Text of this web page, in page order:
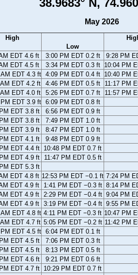
May 2026
High
Low
EDT 4.6 ft 3:00 PM EDT 0.2 ft 9:28 PM
EDT 4.5 ft 3:34 PM EDT 0.3 ft 10:04 PM
AM EDT 4.3 ft 4:09 PM EDT 0.4 ft 10:40 PM
AM EDT 4.2 ft 4:46 PM EDT 0.5 ft 11:17 PM
AM EDT 4.0 ft 5:26 PM EDT 0.7 ft 11:57 PM
EDT 3.9 ft 6:09 PM EDT 0.8 ft
EDT 3.8 ft 6:56 PM EDT 0.9 ft
EDT 3.8 ft 7:49 PM EDT 1.0 ft
EDT 3.9 ft 8:47 PM EDT 1.0 ft
EDT 4.1 ft 9:48 PM EDT 0.9 ft
EDT 4.4 ft 10:48 PM EDT 0.7 ft
EDT 4.9 ft 11:47 PM EDT 0.5 ft
EDT 5.3 ft
EDT 4.8 ft 12:53 PM EDT −0.1 ft 7:24 PM
EDT 4.9 ft 1:41 PM EDT −0.3 ft 8:14 PM
EDT 4.9 ft 2:29 PM EDT −0.4 ft 9:04 PM
EDT 4.9 ft 3:19 PM EDT −0.4 ft 9:55 PM
AM EDT 4.8 ft 4:11 PM EDT −0.3 ft 10:47 PM
AM EDT 4.7 ft 5:05 PM EDT −0.2 ft 11:42 PM
EDT 4.5 ft 6:04 PM EDT 0.1 ft
EDT 4.5 ft 7:06 PM EDT 0.3 ft
EDT 4.5 ft 8:13 PM EDT 0.5 ft
EDT 4.6 ft 9:21 PM EDT 0.6 ft
EDT 4.7 ft 10:29 PM EDT 0.7 ft